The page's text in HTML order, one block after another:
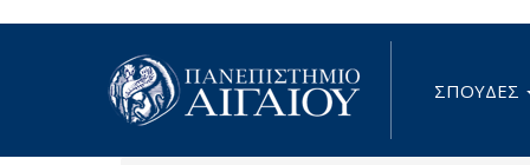
ΣΠΟΥΔΕΣ